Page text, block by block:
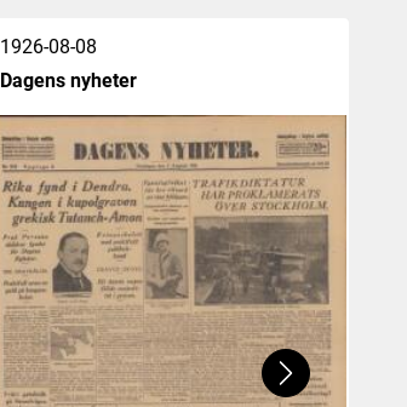
1926-08-08
Dagens nyheter